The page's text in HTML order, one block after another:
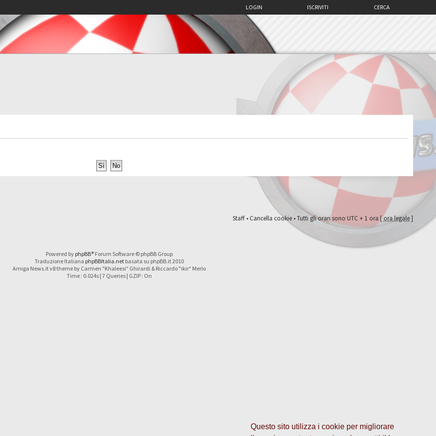
Questo sito utilizza i cookie per migliorare
CERCA
ISCRIVITI
LOGIN
Staff•Cancella cookie• Tutti gli orari sono UTC + 1 ora [ora legale]
Powered by phpBB® Forum Software © phpBB Group
Traduzione Italiana phpBBItalia.netbasata su phpBB.it 2010
Amiga News.it v8 theme by Carmen "Khaleesi" Ghirardi & Riccardo "ikir" Merlo
Time : 0.024s | 7 Queries | GZIP : On